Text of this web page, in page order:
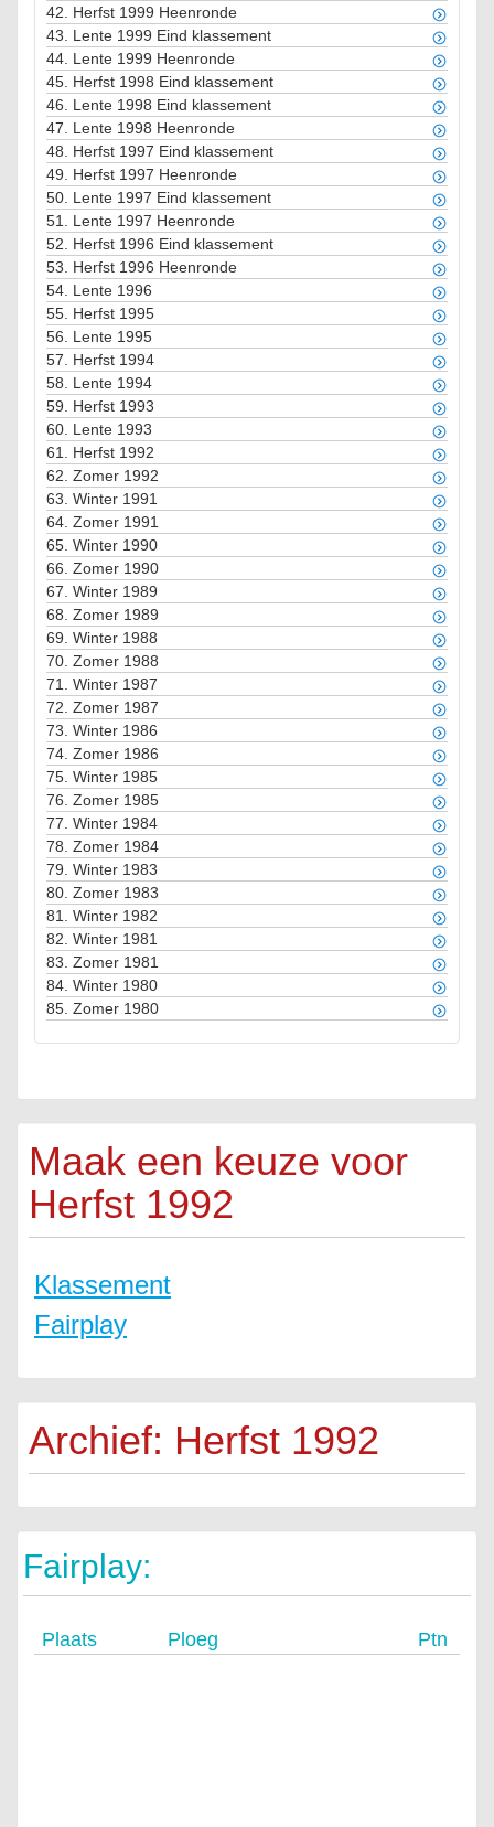
42. Herfst 1999 Heenronde
43. Lente 1999 Eind klassement
44. Lente 1999 Heenronde
45. Herfst 1998 Eind klassement
46. Lente 1998 Eind klassement
47. Lente 1998 Heenronde
48. Herfst 1997 Eind klassement
49. Herfst 1997 Heenronde
50. Lente 1997 Eind klassement
51. Lente 1997 Heenronde
52. Herfst 1996 Eind klassement
53. Herfst 1996 Heenronde
54. Lente 1996
55. Herfst 1995
56. Lente 1995
57. Herfst 1994
58. Lente 1994
59. Herfst 1993
60. Lente 1993
61. Herfst 1992
62. Zomer 1992
63. Winter 1991
64. Zomer 1991
65. Winter 1990
66. Zomer 1990
67. Winter 1989
68. Zomer 1989
69. Winter 1988
70. Zomer 1988
71. Winter 1987
72. Zomer 1987
73. Winter 1986
74. Zomer 1986
75. Winter 1985
76. Zomer 1985
77. Winter 1984
78. Zomer 1984
79. Winter 1983
80. Zomer 1983
81. Winter 1982
82. Winter 1981
83. Zomer 1981
84. Winter 1980
85. Zomer 1980
Maak een keuze voor
Herfst 1992
Klassement
Fairplay
Archief: Herfst 1992
Fairplay:
Plaats Ploeg Ptn